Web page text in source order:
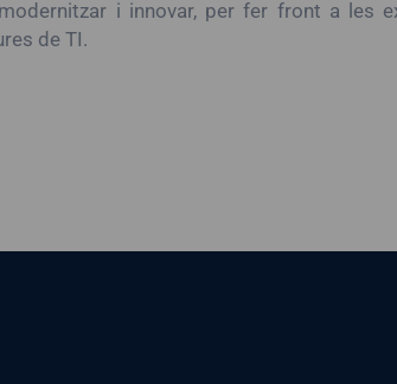
i innovar, per fer front a les
de TI.